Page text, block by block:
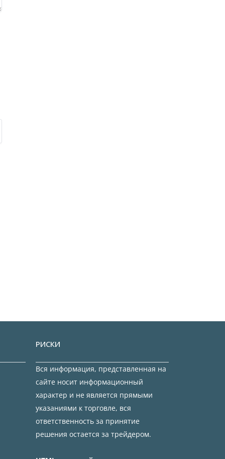
РИСКИ
Вся информация, представленная на
сайте носит информационный
характер и не является прямыми
указаниями к торговле, вся
ответственность за принятие
решения остается за трейдером.